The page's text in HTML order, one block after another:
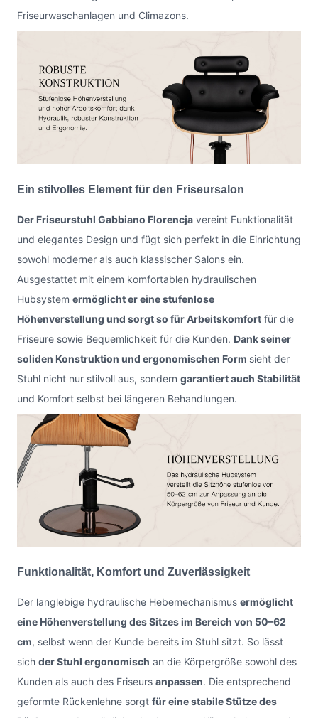
Friseurwaschanlagen und Climazons.
Ein stilvolles Element für den Friseursalon
Der Friseurstuhl Gabbiano Florencja vereint Funktionalität
und elegantes Design und fügt sich perfekt in die Einrichtung
sowohl moderner als auch klassischer Salons ein.
Ausgestattet mit einem komfortablen hydraulischen
Hubsystem ermöglicht er eine stufenlose
Höhenverstellung und sorgt so für Arbeitskomfort für die
Friseure sowie Bequemlichkeit für die Kunden. Dank seiner
soliden Konstruktion und ergonomischen Form sieht der
Stuhl nicht nur stilvoll aus, sondern garantiert auch Stabilität
und Komfort selbst bei längeren Behandlungen.
Funktionalität, Komfort und Zuverlässigkeit
Der langlebige hydraulische Hebemechanismus ermöglicht
eine Höhenverstellung des Sitzes im Bereich von 50–62
cm, selbst wenn der Kunde bereits im Stuhl sitzt. So lässt
sich der Stuhl ergonomisch an die Körpergröße sowohl des
Kunden als auch des Friseurs anpassen. Die entsprechend
geformte Rückenlehne sorgt für eine stabile Stütze des